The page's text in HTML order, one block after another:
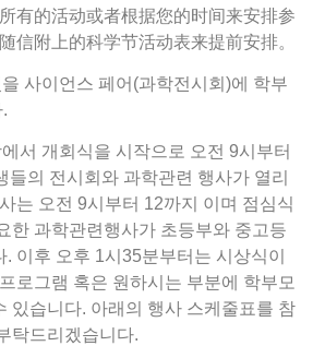
有的活动或者根据您的时间来安排参
信附上的科学节活动表来提前安排。
사이언스 페어(과학전시회)에 학부
서 개회식을 시작으로 오전 9시부터
들의 전시회와 과학관련 행사가 열리
는 오전 9시부터 12까지 이며 점심식
한 과학관련행사가 초등부와 중고등
이후 오후 1시35분부터는 시상식이
로그램 혹은 원하시는 부분에 학부모
있습니다. 아래의 행사 스케줄표를 참
탁드리겠습니다.